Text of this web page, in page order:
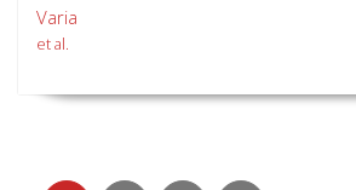
Varia
et al.